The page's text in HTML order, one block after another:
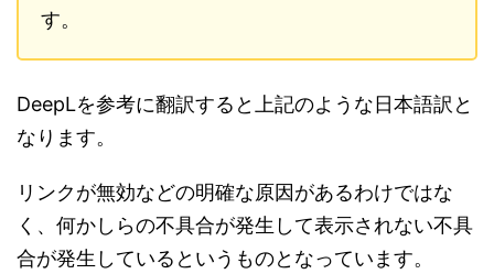
す。
DeepLを参考に翻訳すると上記のような日本語訳と
なります。
リンクが無効などの明確な原因があるわけではな
く、何かしらの不具合が発生して表示されない不具
合が発生しているというものとなっています。